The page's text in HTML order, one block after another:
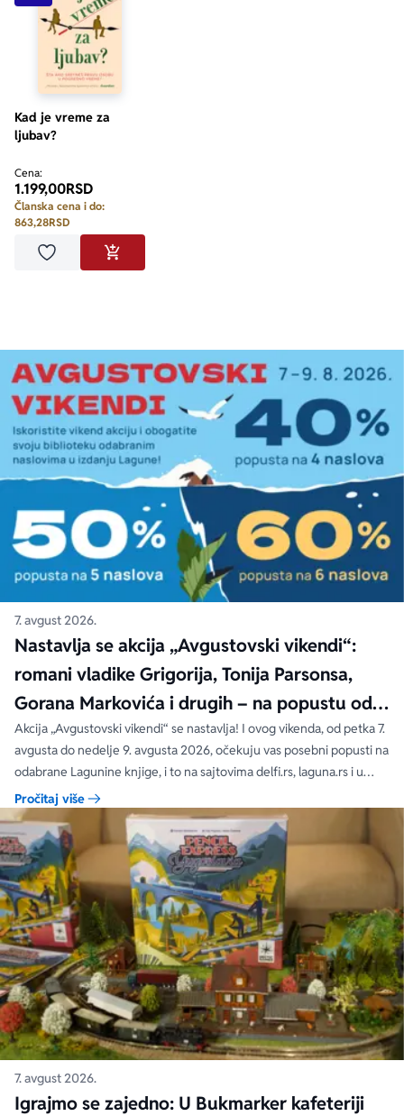
Kad je vreme za
ljubav?
Cena:
1.199,00RSD
Članska cena i do:
863,28RSD
Dodaj u omiljeneDODAJ U KORPU
7. avgust 2026.
Nastavlja se akcija „Avgustovski vikendi“:
romani vladike Grigorija, Tonija Parsonsa,
Gorana Markovića i drugih – na popustu od
čak 40, 50 i 60%
Akcija „Avgustovski vikendi“ se nastavlja! I ovog vikenda, od petka 7.
avgusta do nedelje 9. avgusta 2026, očekuju vas posebni popusti na
odabrane Lagunine knjige, i to na sajtovima delfi.rs, laguna.rs i u
svim Delfi knjižarama.
Pročitaj više
7. avgust 2026.
Igrajmo se zajedno: U Bukmarker kafeteriji